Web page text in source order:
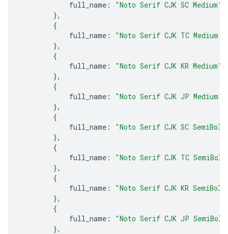
full_name : "Noto Serif CJK SC Medium"
},
{
full_name : "Noto Serif CJK TC Medium"
},
{
full_name : "Noto Serif CJK KR Medium"
},
{
full_name : "Noto Serif CJK JP Medium"
},
{
full_name :
"Noto Serif CJK SC
},
{
full_name :
"Noto Serif CJK TC
},
{
full_name :
"Noto Serif CJK KR
},
{
full_name :
"Noto Serif CJK JP
},